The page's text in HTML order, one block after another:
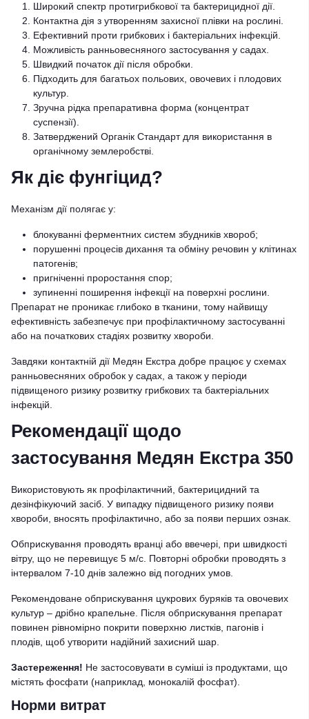
Широкий спектр протигрибкової та бактерицидної дії.
Контактна дія з утворенням захисної плівки на рослині.
Ефективний проти грибкових і бактеріальних інфекцій.
Можливість ранньовесняного застосування у садах.
Швидкий початок дії після обробки.
Підходить для багатьох польових, овочевих і плодових
культур.
Зручна рідка препаративна форма (концентрат
суспензії).
Затверджений Органік Стандарт для використання в
органічному землеробстві.
Як діє фунгіцид?
Механізм дії полягає у:
блокуванні ферментних систем збудників хвороб;
порушенні процесів дихання та обміну речовин у клітинах
патогенів;
пригніченні проростання спор;
зупиненні поширення інфекції на поверхні рослини.
Препарат не проникає глибоко в тканини, тому найвищу
ефективність забезпечує при профілактичному застосуванні
або на початкових стадіях розвитку хвороби.
Завдяки контактній дії Медян Екстра добре працює у схемах
ранньовесняних обробок у садах, а також у періоди
підвищеного ризику розвитку грибкових та бактеріальних
інфекцій.
Рекомендації щодо
застосування Медян Екстра 350
Використовують як профілактичний, бактерицидний та
дезінфікуючий засіб. У випадку підвищеного ризику появи
хвороби, вносять профілактично, або за появи перших ознак.
Обприскування проводять вранці або ввечері, при швидкості
вітру, що не перевищує 5 м/с. Повторні обробки проводять з
інтервалом 7-10 днів залежно від погодних умов.
Рекомендоване обприскування цукрових буряків та овочевих
культур – дрібно крапельне. Після обприскування препарат
повинен рівномірно покрити поверхню листків, пагонів і
плодів, щоб утворити надійний захисний шар.
Застереження! Не застосовувати в суміші із продуктами, що
містять фосфати (наприклад, монокалій фосфат).
Норми витрат